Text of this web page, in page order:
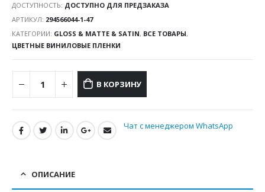
ДОСТУПНОСТЬ: ДОСТУПНО ДЛЯ ПРЕДЗАКАЗА
АРТИКУЛ: 294566044-1-47
КАТЕГОРИИ: GLOSS & MATTE & SATIN, ВСЕ ТОВАРЫ,
ЦВЕТНЫЕ ВИНИЛОВЫЕ ПЛЕНКИ
В КОРЗИНУ
Чат с менеджером WhatsApp
ОПИСАНИЕ